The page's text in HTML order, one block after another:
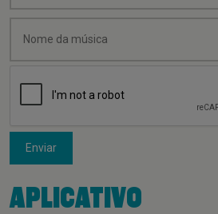
Enviar
APLICATIVO